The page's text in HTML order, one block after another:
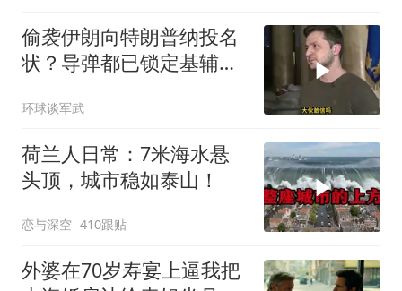
偷袭伊朗向特朗普纳投名
状？导弹都已锁定基辅才
豪赌到底有多疯？
环球谈军武
荷兰人日常：7米海水悬
头顶，城市稳如泰山！
恋与深空 410跟贴
外婆在70岁寿宴上逼我把